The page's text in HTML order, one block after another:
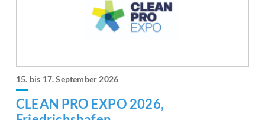
15. bis 17. September 2026
CLEAN PRO EXPO 2026,